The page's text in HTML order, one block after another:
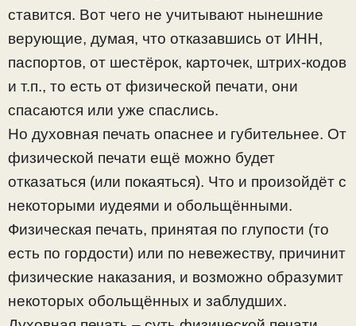
ставится. Вот чего не учитывают нынешние
верующие, думая, что отказавшись от ИНН,
паспортов, от шестёрок, карточек, штрих-кодов
и т.п., то есть от физической печати, они
спасаются или уже спаслись.
Но духовная печать опаснее и губительнее. От
физической печати ещё можно будет
отказаться (или покаяться). Что и произойдёт с
некоторыми иудеями и обольщёнными.
Физическая печать, принятая по глупости (то
есть по гордости) или по невежеству, причинит
физические наказания, и возможно образумит
некоторых обольщённых и заблудших.